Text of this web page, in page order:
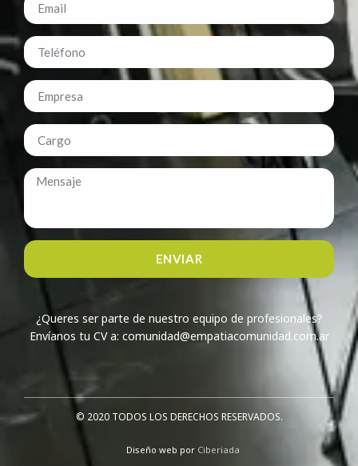
ENVIAR
¿Queres ser parte de nuestro equipo de profesionales?
Envíanos tu CV a: comunidad@empatiacomunidad.com.ar
© 2020 TODOS LOS DERECHOS RESERVADOS.​
Diseño web por Ciberiada